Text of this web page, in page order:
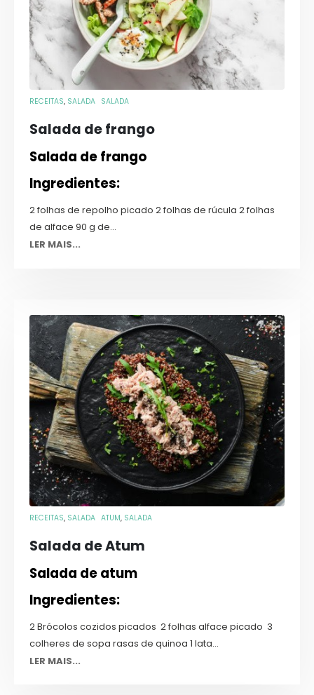
RECEITAS, SALADA SALADA
Salada de frango
Salada de frango
Ingredientes:
2 folhas de repolho picado 2 folhas de rúcula 2 folhas
de alface 90 g de...
LER MAIS...
RECEITAS, SALADA ATUM, SALADA
Salada de Atum
Salada de atum
Ingredientes:
2 Brócolos cozidos picados 2 folhas alface picado 3
colheres de sopa rasas de quinoa 1 lata...
LER MAIS...